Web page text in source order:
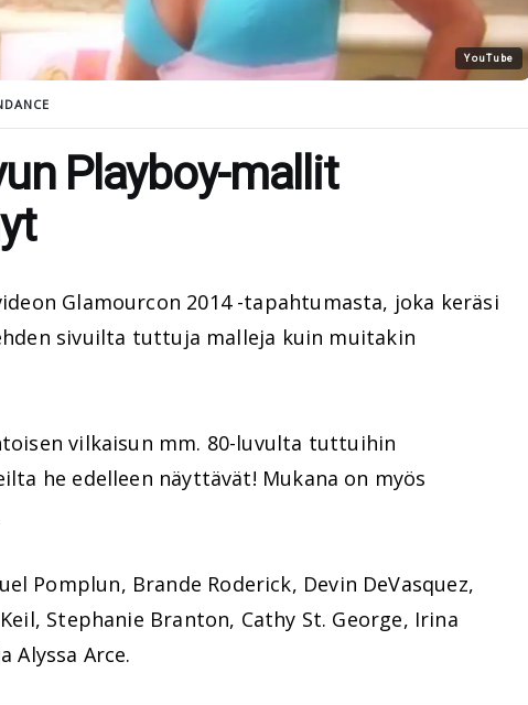
YouTube
Playboy-mallit
Glamourcon 2014 -tapahtumasta, joka keräsi
sivuilta tuttuja malleja kuin muitakin
vilkaisun mm. 80-luvulta tuttuihin
he edelleen näyttävät! Mukana on myös
Pomplun, Brande Roderick, Devin DeVasquez,
Stephanie Branton, Cathy St. George, Irina
Alyssa Arce.